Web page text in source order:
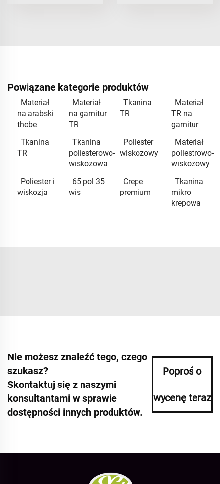
Powiązane kategorie produktów
Materiał
na arabski
thobe
Materiał
na garnitur
TR
Tkanina
TR
Materiał
TR na
garnitur
Tkanina
TR
Tkanina
poliesterowo-
wiskozowa
Poliester
wiskozowy
Materiał
poliestrowo-
wiskozowy
Poliester i
wiskozja
65 pol 35
wis
Crepe
premium
Tkanina
mikro
krepowa
Nie możesz znaleźć tego, czego
szukasz?
Skontaktuj się z naszymi
konsultantami w sprawie
dostępności innych produktów.
Poproś o
wycenę teraz